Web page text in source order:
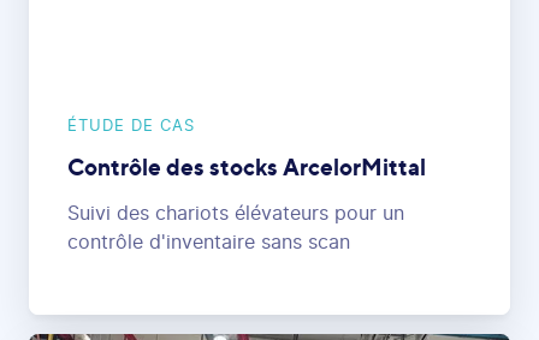
ÉTUDE DE CAS
Contrôle des stocks ArcelorMittal
Suivi des chariots élévateurs pour un
contrôle d'inventaire sans scan